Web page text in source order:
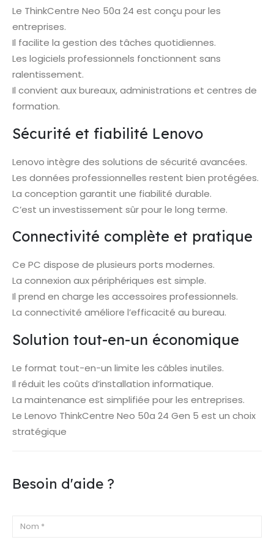
Le ThinkCentre Neo 50a 24 est conçu pour les
entreprises.
Il facilite la gestion des tâches quotidiennes.
Les logiciels professionnels fonctionnent sans
ralentissement.
Il convient aux bureaux, administrations et centres de
formation.
Sécurité et fiabilité Lenovo
Lenovo intègre des solutions de sécurité avancées.
Les données professionnelles restent bien protégées.
La conception garantit une fiabilité durable.
C’est un investissement sûr pour le long terme.
Connectivité complète et pratique
Ce PC dispose de plusieurs ports modernes.
La connexion aux périphériques est simple.
Il prend en charge les accessoires professionnels.
La connectivité améliore l’efficacité au bureau.
Solution tout-en-un économique
Le format tout-en-un limite les câbles inutiles.
Il réduit les coûts d’installation informatique.
La maintenance est simplifiée pour les entreprises.
Le Lenovo ThinkCentre Neo 50a 24 Gen 5 est un choix
stratégique
Besoin d'aide ?